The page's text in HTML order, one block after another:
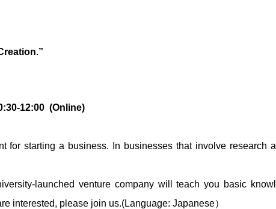
12:00 (Online)
for starting a business. In businesses that involve research
launched venture company will teach you basic
interested, please join us.(Language: Japanese）